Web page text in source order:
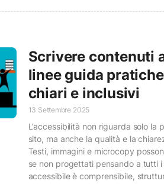
Scrivere contenuti
linee guida
chiari e inclusivi
13 Settembre 2025
L’accessibilità non riguarda solo la
sito, ma anche la qualità e la
Testi, immagini e microcopy
se non progettati pensando a tutti
accessibile è comprensibile,